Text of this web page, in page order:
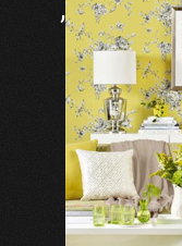
”